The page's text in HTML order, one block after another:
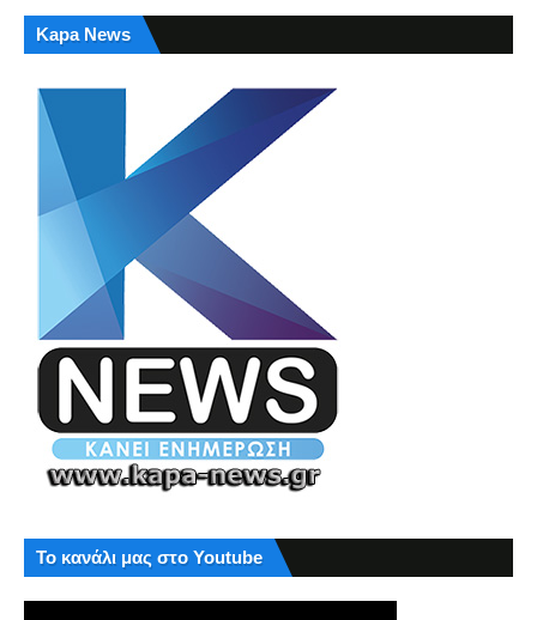
Kapa News
Το κανάλι μας στο Youtube